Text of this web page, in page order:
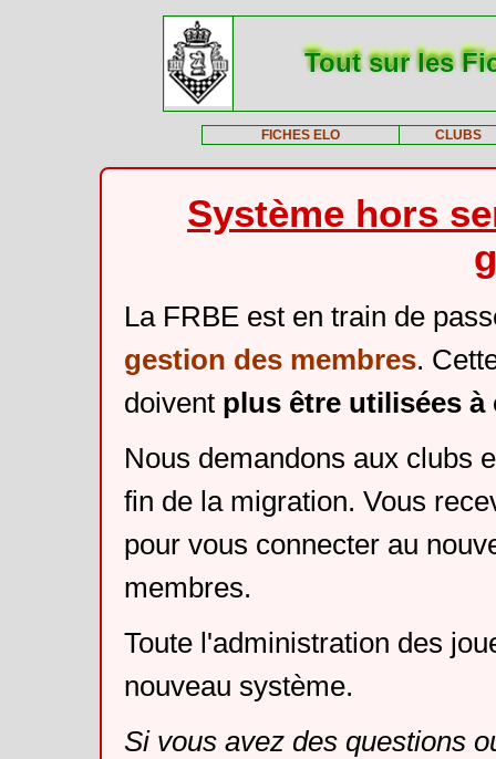
Tout sur les
FICHES ELO CLUBS
Système hors
La FRBE est en train de
gestion des membres.
doivent plus être utilisées
Nous demandons aux clubs
fin de la migration. Vous
pour vous connecter au
membres.
Toute l'administration des
nouveau système.
Si vous avez des questions